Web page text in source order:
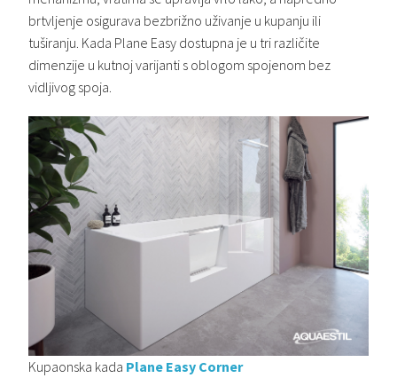
brtvljenje osigurava bezbrižno uživanje u kupanju ili
tuširanju. Kada Plane Easy dostupna je u tri različite
dimenzije u kutnoj varijanti s oblogom spojenom bez
vidljivog spoja.
Kupaonska kada Plane Easy Corner